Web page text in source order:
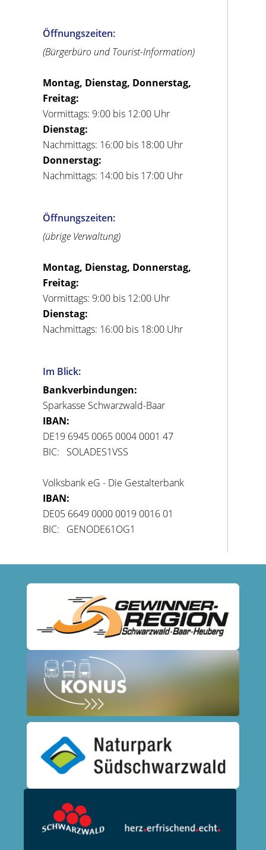
Öffnungszeiten:
(Bürgerbüro und Tourist-Information)
Montag, Dienstag, Donnerstag,
Freitag:
Vormittags: 9:00 bis 12:00 Uhr
Dienstag:
Nachmittags: 16:00 bis 18:00 Uhr
Donnerstag:
Nachmittags: 14:00 bis 17:00 Uhr
Öffnungszeiten:
(übrige Verwaltung)
Montag, Dienstag, Donnerstag,
Freitag:
Vormittags: 9:00 bis 12:00 Uhr
Dienstag:
Nachmittags: 16:00 bis 18:00 Uhr
Im Blick:
Bankverbindungen:
Sparkasse Schwarzwald-Baar
IBAN:
DE19 6945 0065 0004 0001 47
BIC: SOLADES1VSS
Volksbank eG - Die Gestalterbank
IBAN:
DE05 6649 0000 0019 0016 01
BIC: GENODE61OG1